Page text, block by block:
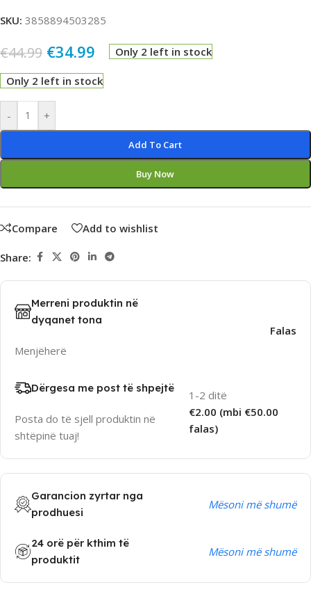
SKU: 3858894503285
€44.99 €34.99 Only 2 left in stock
Only 2 left in stock
- +
Add To Cart
Buy Now
Alternative:
Compare Add to wishlist
Share:
Merreni produktin në
dyqanet tona
Menjëherë
Falas
Dërgesa me post të shpejtë
Posta do të sjell produktin në
shtëpinë tuaj!
1-2 ditë
€2.00 (mbi €50.00
falas)
Garancion zyrtar nga
prodhuesi
Mësoni më shumë
24 orë për kthim të
produktit
Mësoni më shumë